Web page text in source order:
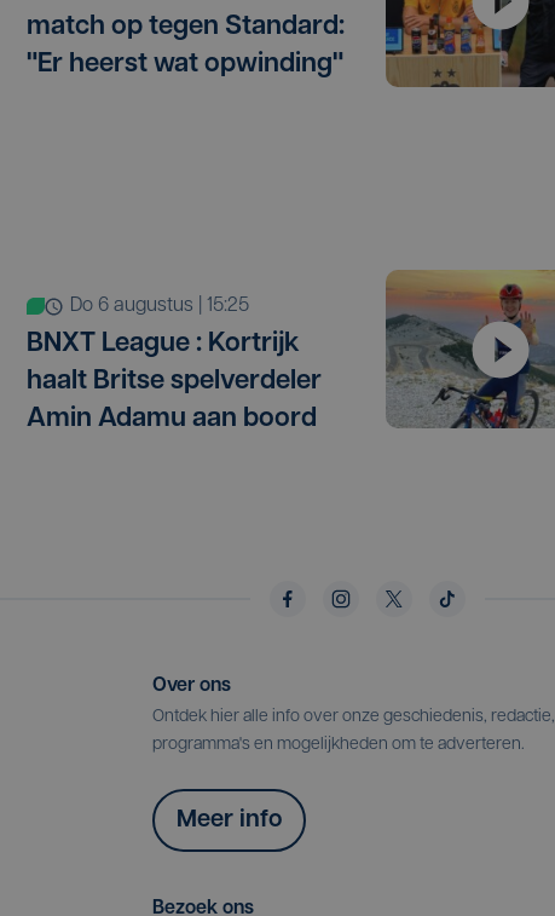
match op tegen Standard:
"Er heerst wat opwinding"
do 6 augustus | 15:25
BNXT League : Kortrijk
haalt Britse spelverdeler
Amin Adamu aan boord
Over ons
Ontdek hier alle info over onze geschiedenis, redactie,
programma's en mogelijkheden om te adverteren.
Meer info
Bezoek ons